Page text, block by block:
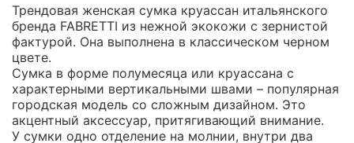
Трендовая женская сумка круассан итальянского
бренда FABRETTI из нежной экокожи с зернистой
фактурой. Она выполнена в классическом черном
цвете.
Сумка в форме полумесяца или круассана с
характерными вертикальными швами – популярная
городская модель со сложным дизайном. Это
акцентный аксессуар, притягивающий внимание.
У сумки одно отделение на молнии, внутри два